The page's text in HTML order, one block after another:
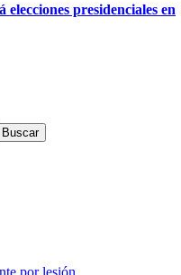
presidenciales en